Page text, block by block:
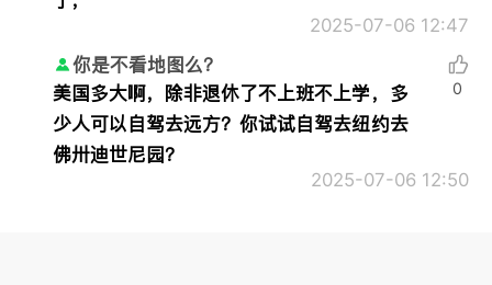
2025-07-06 12:47
你是不看地图么？
美国多大啊，除非退休了不上班不上学，多
少人可以自驾去远方？你试试自驾去纽约去
佛卅迪世尼园？
2025-07-06 12:50
0